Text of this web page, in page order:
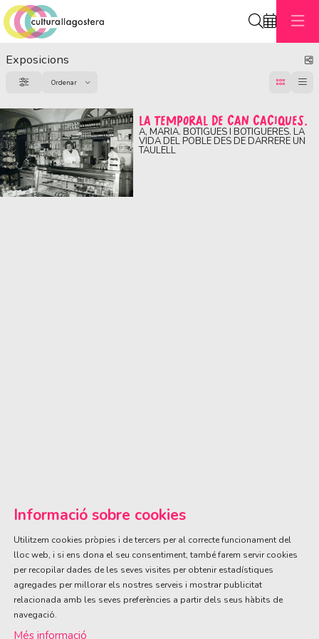
Exposicions
Filtrar Ordenar
LA TEMPORAL DE CAN CACIQUES.
A, MARIA. BOTIGUES I BOTIGUERES. LA
VIDA DEL POBLE DES DE DARRERE UN
TAULELL
ÀREA DE CULTURA
Olivareta, 38 · T. 972 83 00 05
cultura@llagostera.cat
Sitemap
Informació sobre cookies
Utilitzem cookies pròpies i de tercers per al correcte funcionament del
lloc web, i si ens dona el seu consentiment, també farem servir cookies
per recopilar dades de les seves visites per obtenir estadístiques
agregades per millorar els nostres serveis i mostrar publicitat
relacionada amb les seves preferències a partir dels seus hàbits de
navegació.
Més informació